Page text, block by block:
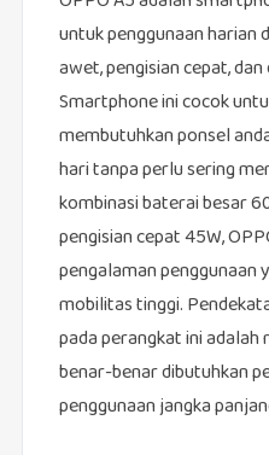
untuk penggunaan harian
awet, pengisian cepat,
Smartphone ini cocok
membutuhkan ponsel
hari tanpa perlu sering
kombinasi baterai besar
pengisian cepat 45W,
pengalaman penggunaan
mobilitas tinggi.
pada perangkat ini
benar-benar dibutuhkan
penggunaan jangka